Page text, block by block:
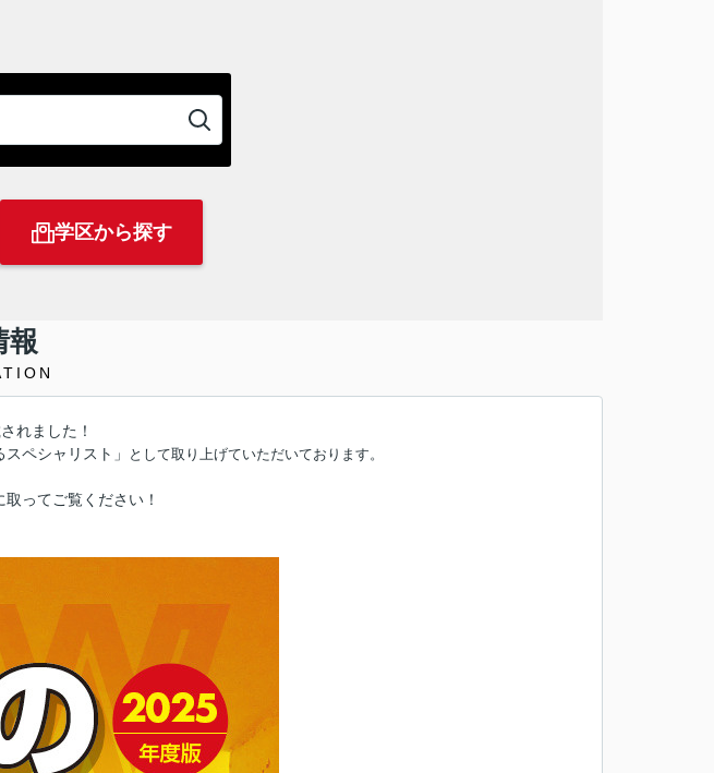
学区から探す
報
れました！
ペシャリスト」
として取り上げていただいております。
ってご覧ください！